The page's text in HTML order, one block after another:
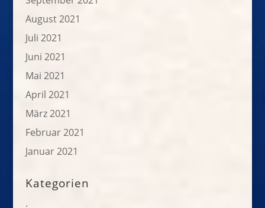
August 2021
Juli 2021
Juni 2021
Mai 2021
April 2021
März 2021
Februar 2021
Januar 2021
Kategorien
.